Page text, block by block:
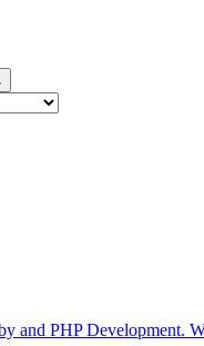
and PHP Development.